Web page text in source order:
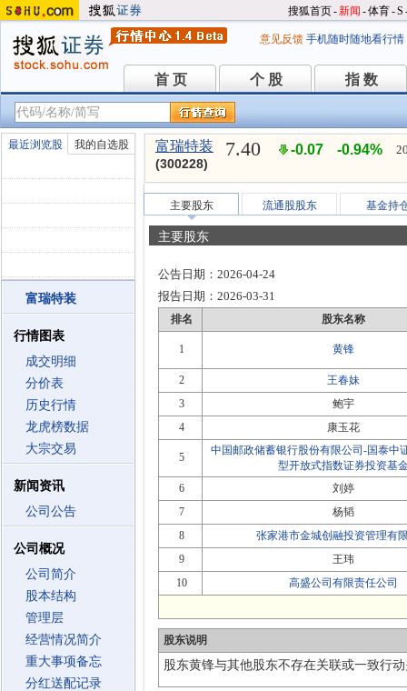
搜狐首页-新闻 -体育-S
意见反馈 手机随时随地看行情
首 页
首 页 个 股
个 股 指 数
指 数
最近浏览股 我的自选股
富瑞特装
行情图表
成交明细
分价表
历史行情
龙虎榜数据
大宗交易
新闻资讯
公司公告
公司概况
公司简介
股本结构
管理层
经营情况简介
重大事项备忘
分红送配记录
富瑞特装
(300228)
7.40 -0.07 -0.94%
主要股东 流通股股东 基金持
主要股东
公告日期： 2026-04-24
报告日期： 2026-03-31
排名 股东名称
1 黄锋
2
王春妹
3
鲍宇
4
康玉花
5
中国邮政储蓄银行股份有限公司-国泰中
型开放式指数证券投资基
6
刘婷
7
杨韬
8
张家港市金城创融投资管理有
9
王玮
10
高盛公司有限责任公司
股东说明
股东黄锋与其他股东不存在关联或一致行